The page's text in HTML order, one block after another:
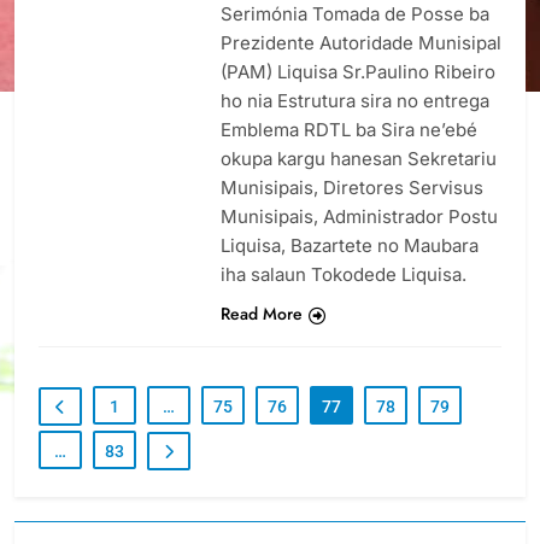
Serimónia Tomada de Posse ba
Prezidente Autoridade Munisipal
(PAM) Liquisa Sr.Paulino Ribeiro
ho nia Estrutura sira no entrega
Emblema RDTL ba Sira ne’ebé
okupa kargu hanesan Sekretariu
Munisipais, Diretores Servisus
Munisipais, Administrador Postu
Liquisa, Bazartete no Maubara
iha salaun Tokodede Liquisa.
Read More
1 … 75 76 77 78 79
… 83